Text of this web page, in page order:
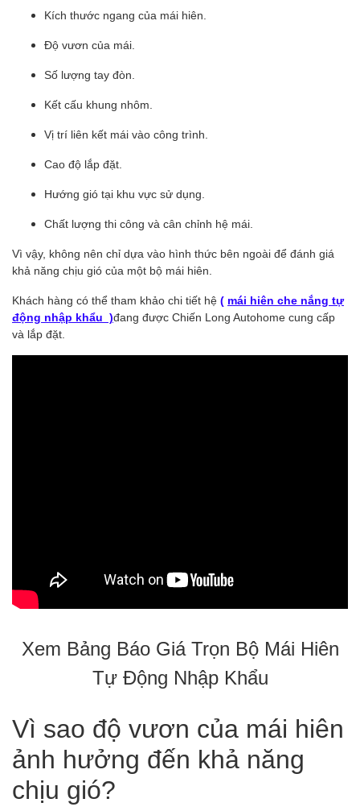
Kích thước ngang của mái hiên.
Độ vươn của mái.
Số lượng tay đòn.
Kết cấu khung nhôm.
Vị trí liên kết mái vào công trình.
Cao độ lắp đặt.
Hướng gió tại khu vực sử dụng.
Chất lượng thi công và cân chỉnh hệ mái.
Vì vậy, không nên chỉ dựa vào hình thức bên ngoài để đánh giá
khả năng chịu gió của một bộ mái hiên.
Khách hàng có thể tham khảo chi tiết hệ ( mái hiên che nắng tự
động nhập khẩu )đang được Chiến Long Autohome cung cấp
và lắp đặt.
Xem Bảng Báo Giá Trọn Bộ Mái Hiên
Tự Động Nhập Khẩu
Vì sao độ vươn của mái hiên
ảnh hưởng đến khả năng
chịu gió?